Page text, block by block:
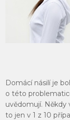
Domácí násilí je
o této
uvědomují. Někdy
to jen v 1 z 10